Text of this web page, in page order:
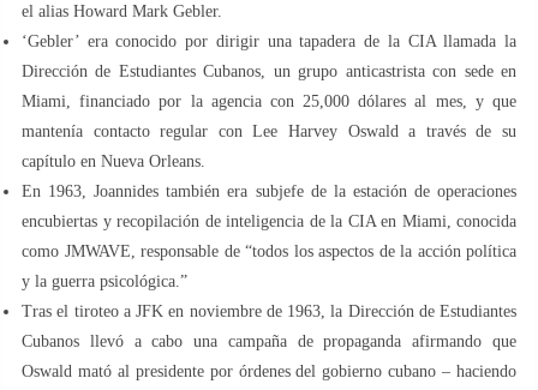
el alias Howard Mark Gebler.
‘Gebler’ era conocido por dirigir una tapadera de la CIA llamada la
Dirección de Estudiantes Cubanos, un grupo anticastrista con sede en
Miami, financiado por la agencia con 25,000 dólares al mes, y que
mantenía contacto regular con Lee Harvey Oswald a través de su
capítulo en Nueva Orleans.
En 1963, Joannides también era subjefe de la estación de operaciones
encubiertas y recopilación de inteligencia de la CIA en Miami, conocida
como JMWAVE, responsable de “todos los aspectos de la acción política
y la guerra psicológica.”
Tras el tiroteo a JFK en noviembre de 1963, la Dirección de Estudiantes
Cubanos llevó a cabo una campaña de propaganda afirmando que
Oswald mató al presidente por órdenes del gobierno cubano – haciendo